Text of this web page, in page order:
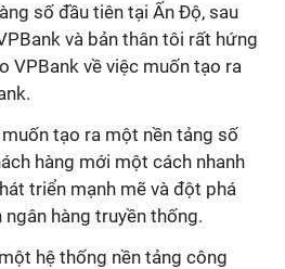
số đầu tiên tại Ấn Độ, sau
và bản thân tôi rất hứng
VPBank về việc muốn tạo ra
tạo ra một nền tảng số
hàng mới một cách nhanh
triển mạnh mẽ và đột phá
hàng truyền thống.
hệ thống nền tảng công